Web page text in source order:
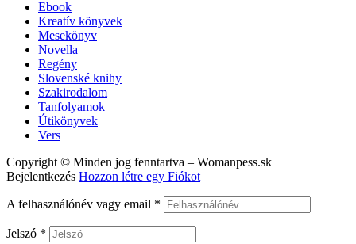
Ebook
Kreatív könyvek
Mesekönyv
Novella
Regény
Slovenské knihy
Szakirodalom
Tanfolyamok
Útikönyvek
Vers
Copyright © Minden jog fenntartva – Womanpess.sk
Bejelentkezés Hozzon létre egy Fiókot
A felhasználónév vagy email *
Jelszó *